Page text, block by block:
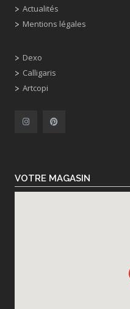
Actualités
Mentions légales
Dexo
Calligaris
Artcopi
VOTRE MAGASIN